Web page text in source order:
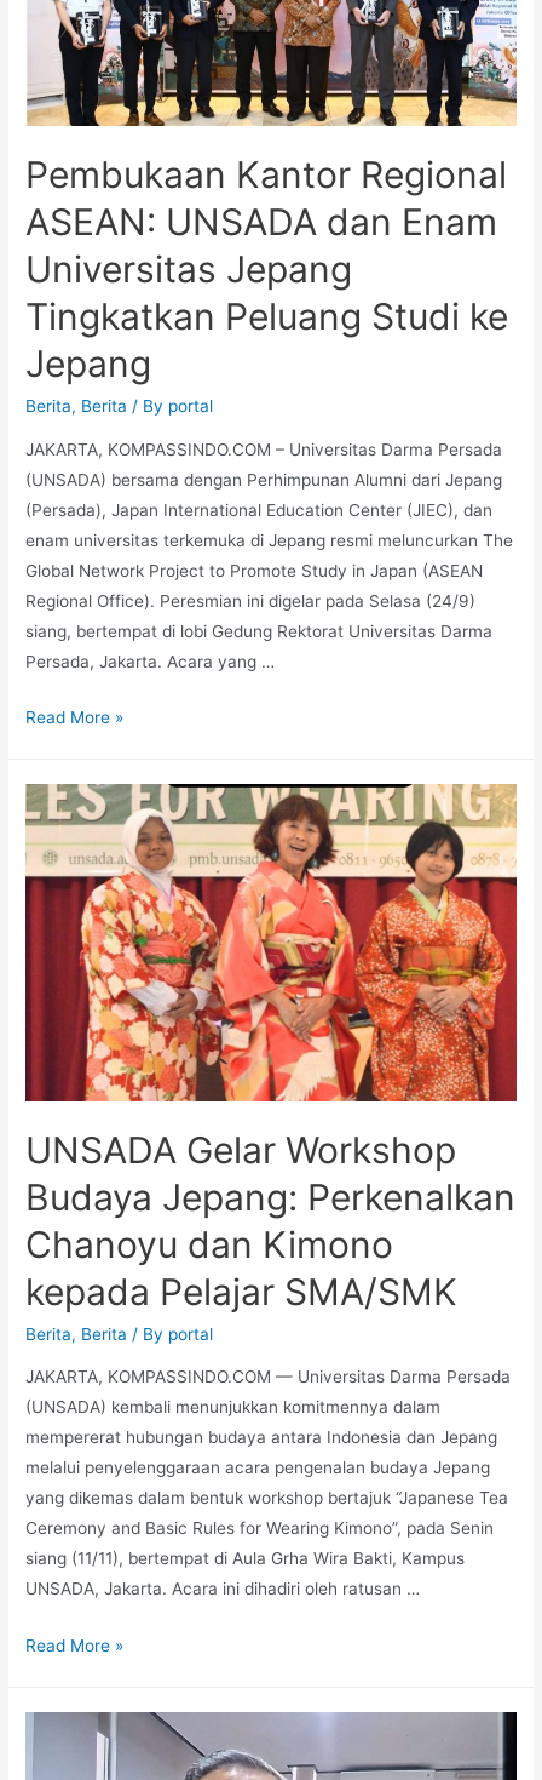
Pembukaan Kantor Regional
ASEAN: UNSADA dan Enam
Universitas Jepang
Tingkatkan Peluang Studi ke
Jepang
Berita, Berita / By portal
JAKARTA, KOMPASSINDO.COM – Universitas Darma Persada
(UNSADA) bersama dengan Perhimpunan Alumni dari Jepang
(Persada), Japan International Education Center (JIEC), dan
enam universitas terkemuka di Jepang resmi meluncurkan The
Global Network Project to Promote Study in Japan (ASEAN
Regional Office). Peresmian ini digelar pada Selasa (24/9)
siang, bertempat di lobi Gedung Rektorat Universitas Darma
Persada, Jakarta. Acara yang …
Read More »
UNSADA Gelar Workshop
Budaya Jepang: Perkenalkan
Chanoyu dan Kimono
kepada Pelajar SMA/SMK
Berita, Berita / By portal
JAKARTA, KOMPASSINDO.COM — Universitas Darma Persada
(UNSADA) kembali menunjukkan komitmennya dalam
mempererat hubungan budaya antara Indonesia dan Jepang
melalui penyelenggaraan acara pengenalan budaya Jepang
yang dikemas dalam bentuk workshop bertajuk “Japanese Tea
Ceremony and Basic Rules for Wearing Kimono”, pada Senin
siang (11/11), bertempat di Aula Grha Wira Bakti, Kampus
UNSADA, Jakarta. Acara ini dihadiri oleh ratusan …
Read More »